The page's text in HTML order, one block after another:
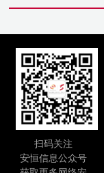
扫码关注
安恒信息公众号